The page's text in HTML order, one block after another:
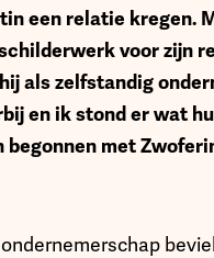
een relatie kregen.
voor zijn
als zelfstandig
en ik stond er wat
begonnen met